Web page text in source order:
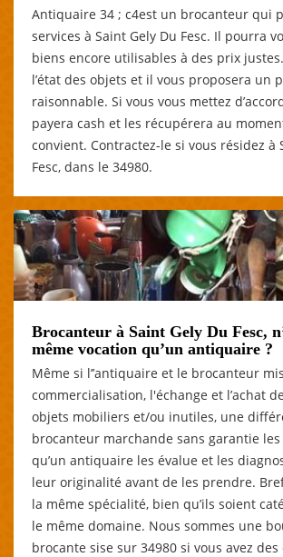
Antiquaire 34 ; c4est un brocanteur qui
services à Saint Gely Du Fesc. Il pourra
biens encore utilisables à des prix
l’état des objets et il vous proposera un
raisonnable. Si vous vous mettez
payera cash et les récupérera au
convient. Contractez-le si vous résidez à
Fesc, dans le 34980.
Brocanteur à Saint Gely Du Fesc,
même vocation qu’un antiquaire ?
Même si l’’antiquaire et le brocanteur
commercialisation, l'échange et l’achat
objets mobiliers et/ou inutiles, une
brocanteur marchande sans garantie
qu’un antiquaire les évalue et les
leur originalité avant de les prendre.
la même spécialité, bien qu’ils soient
le même domaine. Nous sommes une
brocante sise sur 34980 si vous avez